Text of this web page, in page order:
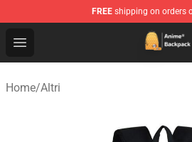
FREE shipping on orders
Open menu
Anime Backpack Shop -
Home/Altri